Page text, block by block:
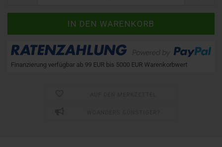
Finanzierung verfügbar ab 99 EUR bis 5000 EUR Warenkorbwert